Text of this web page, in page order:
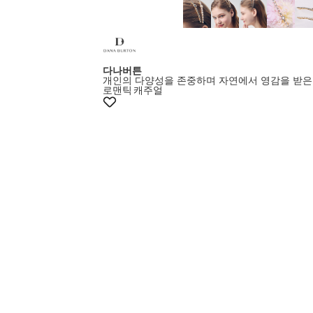
다나버튼
개인의 다양성을 존중하며 자연에서 영감을 받
로맨틱 캐주얼